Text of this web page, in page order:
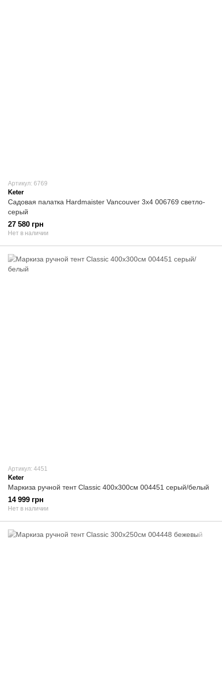
Артикул: 6769
Keter
Садовая палатка Hardmaister Vancouver 3x4 006769 светло-
серый
27 580 грн
Нет в наличии
Артикул: 4451
Keter
Маркиза ручной тент Classic 400х300см 004451 серый/белый
14 999 грн
Нет в наличии